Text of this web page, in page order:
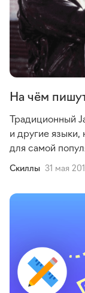
На чём
Традиционный
и другие
для самой
Cкиллы 31 мая